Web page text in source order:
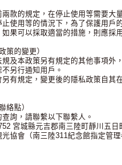
兩款的規定，在停止使用等需要大
止使用等的情況下，為了保護用戶
果可以採取適當的措施，則應採
策的變更）
規及本政策另有規定的其他事項外
另行通知用戶。
另有規定，變更後的隱私政策自其
絡點）
詢，請聯繫以下聯繫人。
宮城縣元吉郡南三陸町靜川五日
協會（南三陸311紀念館指定管理